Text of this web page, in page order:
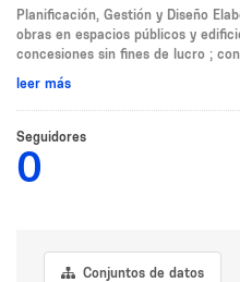
Planificación, Gestión y Diseño
obras en espacios públicos y
concesiones sin fines de lucro ;
leer más
Seguidores
0
Conjuntos de datos